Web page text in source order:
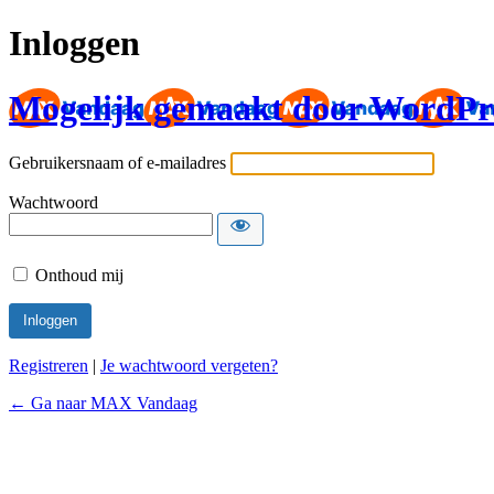
Inloggen
Mogelijk gemaakt door
Gebruikersnaam of e-mailadres
Wachtwoord
Onthoud mij
Registreren | Je wachtwoord vergeten?
← Ga naar MAX Vandaag